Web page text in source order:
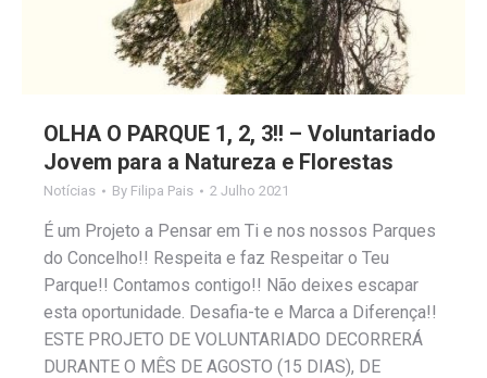
OLHA O PARQUE 1, 2, 3!! – Voluntariado
Jovem para a Natureza e Florestas
Notícias By Filipa Pais 2 Julho 2021
É um Projeto a Pensar em Ti e nos nossos Parques
do Concelho!! Respeita e faz Respeitar o Teu
Parque!! Contamos contigo!! Não deixes escapar
esta oportunidade. Desafia-te e Marca a Diferença!!
ESTE PROJETO DE VOLUNTARIADO DECORRERÁ
DURANTE O MÊS DE AGOSTO (15 DIAS), DE